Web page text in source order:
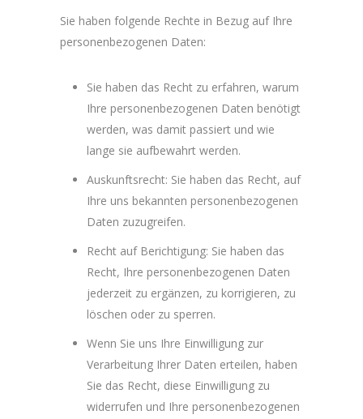
Sie haben folgende Rechte in Bezug auf Ihre
personenbezogenen Daten:
Sie haben das Recht zu erfahren, warum
Ihre personenbezogenen Daten benötigt
werden, was damit passiert und wie
lange sie aufbewahrt werden.
Auskunftsrecht: Sie haben das Recht, auf
Ihre uns bekannten personenbezogenen
Daten zuzugreifen.
Recht auf Berichtigung: Sie haben das
Recht, Ihre personenbezogenen Daten
jederzeit zu ergänzen, zu korrigieren, zu
löschen oder zu sperren.
Wenn Sie uns Ihre Einwilligung zur
Verarbeitung Ihrer Daten erteilen, haben
Sie das Recht, diese Einwilligung zu
widerrufen und Ihre personenbezogenen